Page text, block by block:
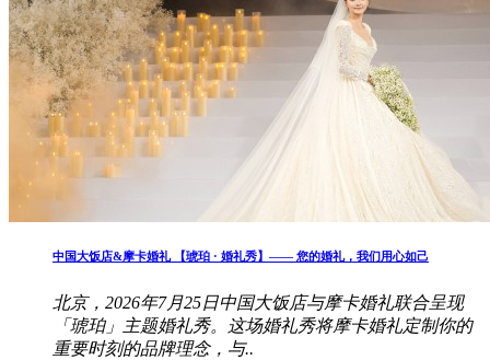
中国大饭店&摩卡婚礼 【琥珀 · 婚礼秀】—— 您的婚礼，我们用心如己
北京，2026年7月25日中国大饭店与摩卡婚礼联合呈现
「琥珀」主题婚礼秀。这场婚礼秀将摩卡婚礼定制你的
重要时刻的品牌理念，与..